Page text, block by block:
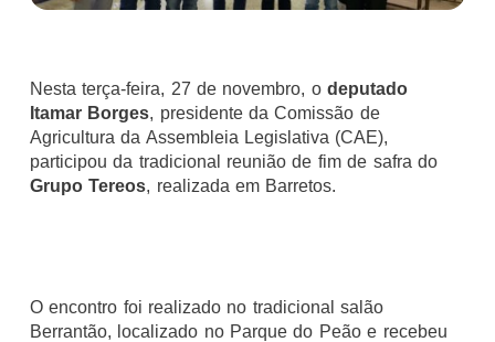
Nesta terça-feira, 27 de novembro, odeputado
Itamar Borges, presidente da Comissão de
Agricultura da Assembleia Legislativa (CAE),
participou da tradicional reunião de fim de safra do
Grupo Tereos, realizada em Barretos.
O encontro foi realizado no tradicional salão
Berrantão, localizado no Parque do Peão e recebeu